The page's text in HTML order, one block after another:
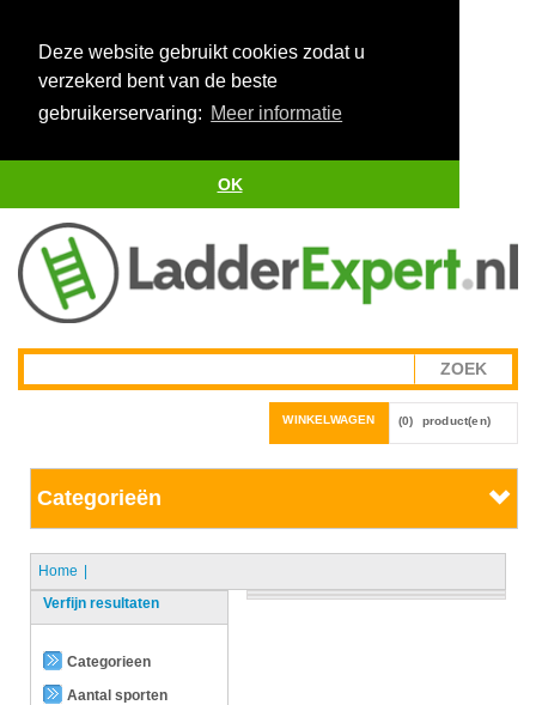
Deze website gebruikt cookies zodat u
verzekerd bent van de beste
gebruikerservaring: Meer informatie
OK
WINKELWAGEN (0) product(en)
Categorieën
Home
Verfijn resultaten
Categorieen
Aantal sporten